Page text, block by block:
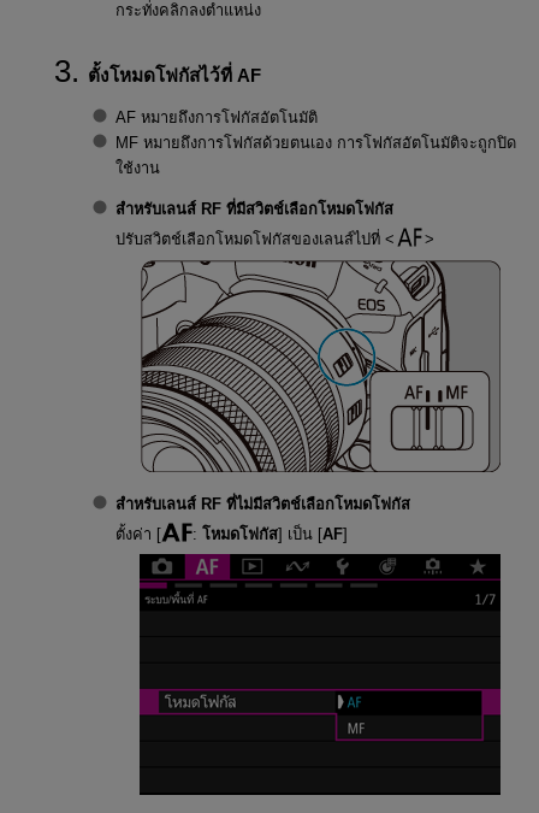
กระทั่งคลิกลงตำแหน่ง
ตั้งโหมดโฟกัสไว้ที่ AF
AF หมายถึงการโฟกัสอัตโนมัติ
MF หมายถึงการโฟกัสด้วยตนเอง การโฟกัสอัตโนมัติจะถูกปิด
ใช้งาน
สำหรับเลนส์ RF ที่มีสวิตช์เลือกโหมดโฟกัส
ปรับสวิตช์เลือกโหมดโฟกัสของเลนส์ไปที่
สำหรับเลนส์ RF ที่ไม่มีสวิตช์เลือกโหมดโฟกัส
ตั้งค่า [
: โหมดโฟกัส] เป็น [AF]